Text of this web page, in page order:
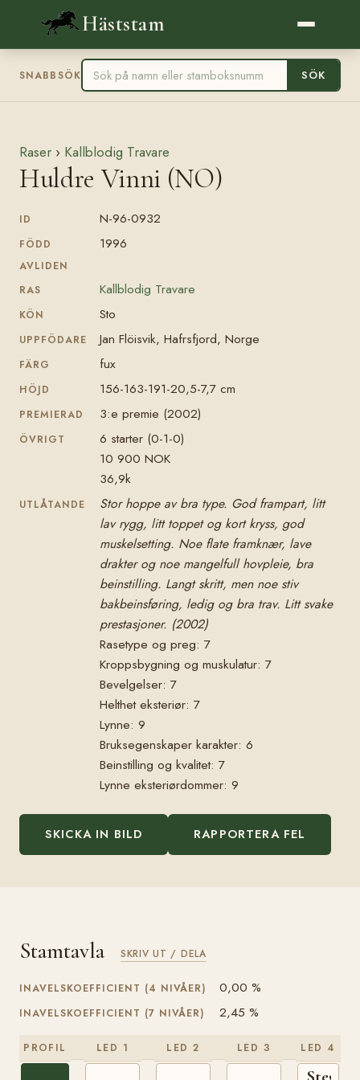
Häststam
SNABBSÖK SÖK
Raser › Kallblodig Travare
Huldre Vinni (NO)
ID N-96-0932
FÖDD 1996
AVLIDEN
RAS
Kallblodig Travare
KÖN Sto
UPPFÖDARE Jan Flöisvik, Hafrsfjord, Norge
FÄRG fux
HÖJD 156-163-191-20,5-7,7 cm
PREMIERAD 3:e premie (2002)
ÖVRIGT
6 starter (0-1-0)
10 900 NOK
36,9k
UTLÅTANDE
Stor hoppe av bra type. God frampart, litt
lav rygg, litt toppet og kort kryss, god
muskelsetting. Noe flate framknær, lave
drakter og noe mangelfull hovpleie, bra
beinstilling. Langt skritt, men noe stiv
bakbeinsføring, ledig og bra trav. Litt svake
prestasjoner. (2002)
Rasetype og preg: 7
Kroppsbygning og muskulatur: 7
Bevelgelser: 7
Helthet eksteriør: 7
Lynne: 9
Bruksegenskaper karakter: 6
Beinstilling og kvalitet: 7
Lynne eksteriørdommer: 9
SKICKA IN BILD RAPPORTERA FEL
Stamtavla SKRIV UT / DELA
INAVELSKOEFFICIENT (4 NIVÅER) 0,00 %
INAVELSKOEFFICIENT (7 NIVÅER) 2,45 %
PROFIL LED 1 LED 2 LED 3 LED 4